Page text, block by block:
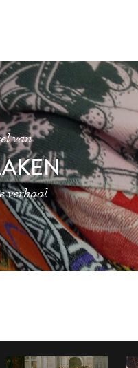
van
verhaal